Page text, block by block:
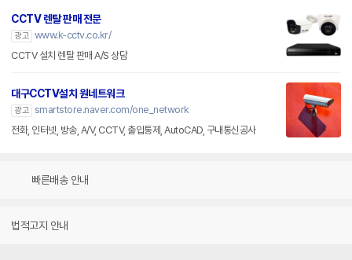
CCTV 렌탈 판매 전문
광고 www.k-cctv.co.kr/
CCTV 설치 렌탈 판매 A/S 상담
대구CCTV설치 원네트워크
광고 smartstore.naver.com/one_network
전화, 인터넷, 방송, A/V, CCTV, 출입통제, AutoCAD, 구내통신공사
빠른배송 안내
법적고지 안내